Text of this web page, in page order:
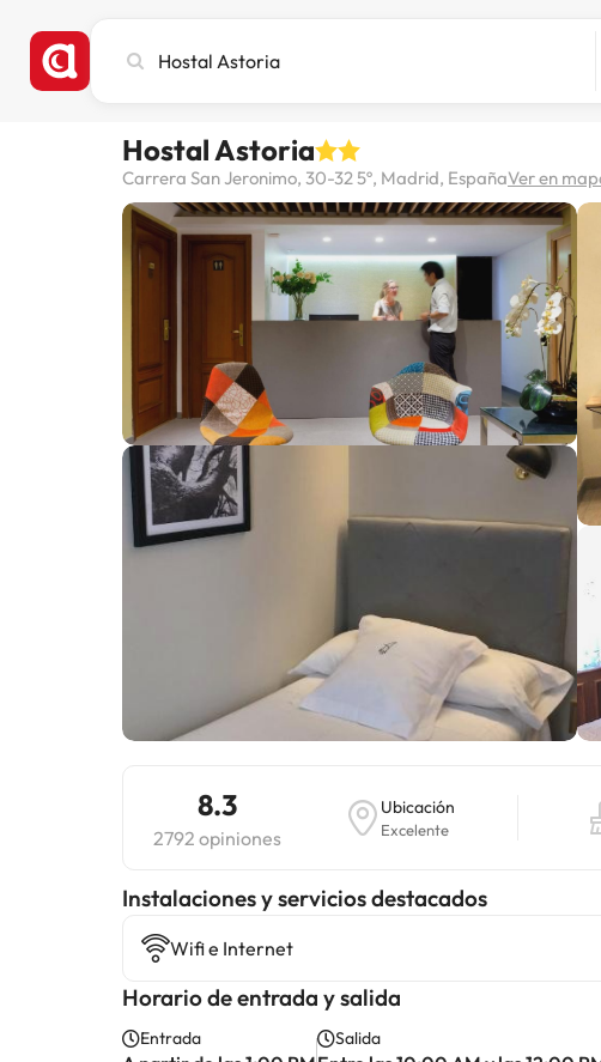
ciudad,
destino
Hostal Astoria
Carrera San Jeronimo, 30-32 5º, Madrid, EspañaVer en
8.3
2792 opiniones
Ubicación
Excelente
Instalaciones y servicios destacados
Wifi e Internet
Horario de entrada y salida
Entrada Salida